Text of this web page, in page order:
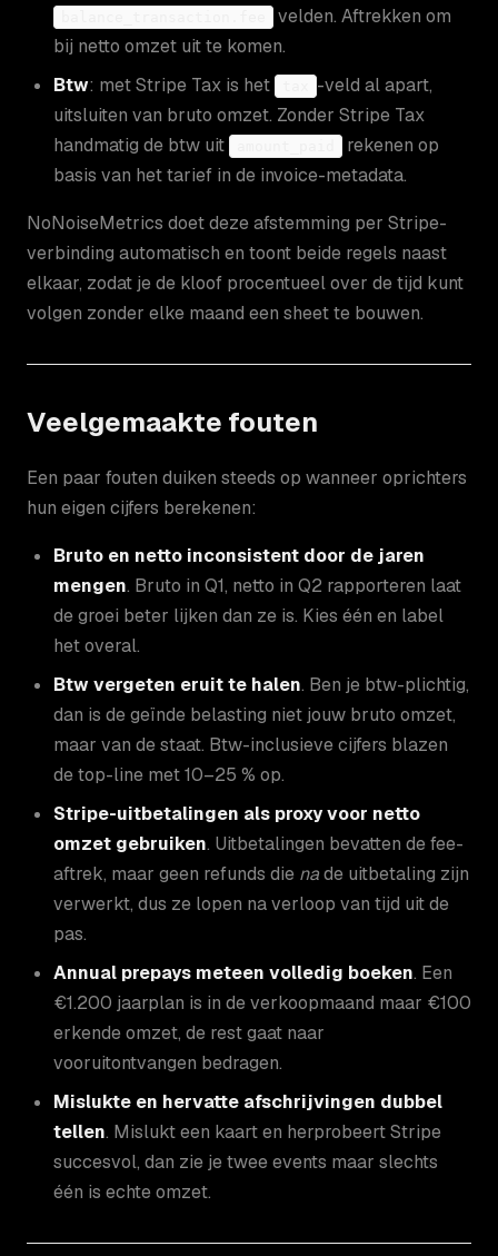
velden. Aftrekken om
bij netto omzet uit te komen.
Btw: met Stripe Tax is het
-veld al apart,
uitsluiten van bruto omzet. Zonder Stripe Tax
handmatig de btw uit
rekenen op
basis van het tarief in de invoice-metadata.
NoNoiseMetrics doet deze afstemming per Stripe-
verbinding automatisch en toont beide regels naast
elkaar, zodat je de kloof procentueel over de tijd kunt
volgen zonder elke maand een sheet te bouwen.
Veelgemaakte fouten
Een paar fouten duiken steeds op wanneer oprichters
hun eigen cijfers berekenen:
Bruto en netto inconsistent door de jaren
mengen. Bruto in Q1, netto in Q2 rapporteren laat
de groei beter lijken dan ze is. Kies één en label
het overal.
Btw vergeten eruit te halen. Ben je btw-plichtig,
dan is de geïnde belasting niet jouw bruto omzet,
maar van de staat. Btw-inclusieve cijfers blazen
de top-line met 10–25 % op.
Stripe-uitbetalingen als proxy voor netto
omzet gebruiken. Uitbetalingen bevatten de fee-
aftrek, maar geen refunds die nade uitbetaling zijn
verwerkt, dus ze lopen na verloop van tijd uit de
pas.
Annual prepays meteen volledig boeken. Een
€1.200 jaarplan is in de verkoopmaand maar €100
erkende omzet, de rest gaat naar
vooruitontvangen bedragen.
Mislukte en hervatte afschrijvingen dubbel
tellen. Mislukt een kaart en herprobeert Stripe
succesvol, dan zie je twee events maar slechts
één is echte omzet.